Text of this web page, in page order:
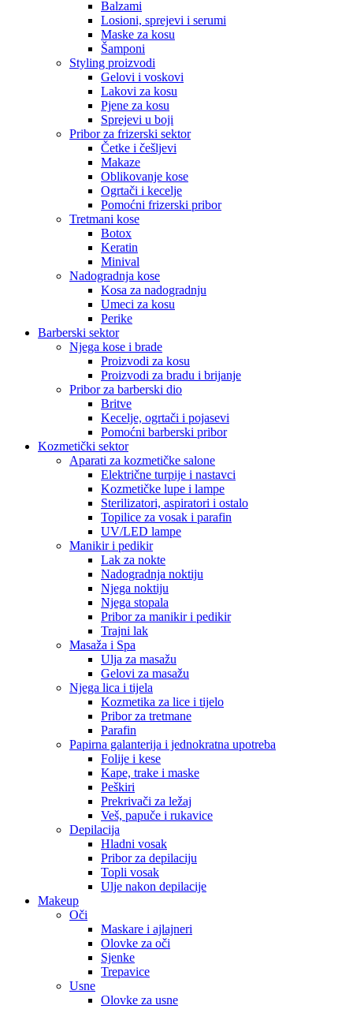
Balzami
Losioni, sprejevi i serumi
Maske za kosu
Šamponi
Styling proizvodi
Gelovi i voskovi
Lakovi za kosu
Pjene za kosu
Sprejevi u boji
Pribor za frizerski sektor
Četke i češljevi
Makaze
Oblikovanje kose
Ogrtači i kecelje
Pomoćni frizerski pribor
Tretmani kose
Botox
Keratin
Minival
Nadogradnja kose
Kosa za nadogradnju
Umeci za kosu
Perike
Barberski sektor
Njega kose i brade
Proizvodi za kosu
Proizvodi za bradu i brijanje
Pribor za barberski dio
Britve
Kecelje, ogrtači i pojasevi
Pomoćni barberski pribor
Kozmetički sektor
Aparati za kozmetičke salone
Električne turpije i nastavci
Kozmetičke lupe i lampe
Sterilizatori, aspiratori i ostalo
Topilice za vosak i parafin
UV/LED lampe
Manikir i pedikir
Lak za nokte
Nadogradnja noktiju
Njega noktiju
Njega stopala
Pribor za manikir i pedikir
Trajni lak
Masaža i Spa
Ulja za masažu
Gelovi za masažu
Njega lica i tijela
Kozmetika za lice i tijelo
Pribor za tretmane
Parafin
Papirna galanterija i jednokratna upotreba
Folije i kese
Kape, trake i maske
Peškiri
Prekrivači za ležaj
Veš, papuče i rukavice
Depilacija
Hladni vosak
Pribor za depilaciju
Topli vosak
Ulje nakon depilacije
Makeup
Oči
Maskare i ajlajneri
Olovke za oči
Sjenke
Trepavice
Usne
Olovke za usne